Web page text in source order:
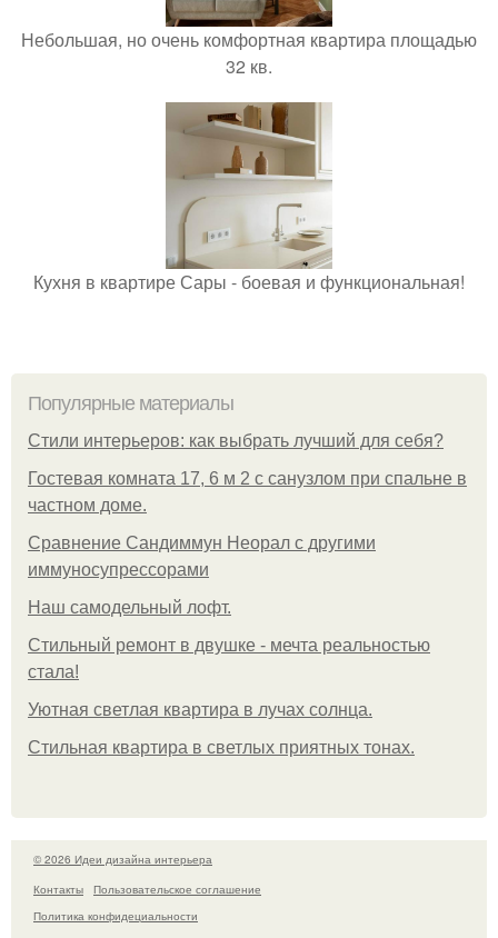
Небольшая, но очень комфортная квартира площадью
32 кв.
Кухня в квартире Сары - боевая и функциональная!
Популярные материалы
Стили интерьеров: как выбрать лучший для себя?
Гостевая комната 17, 6 м 2 с санузлом при спальне в
частном доме.
Сравнение Сандиммун Неорал с другими
иммуносупрессорами
Наш самодельный лофт.
Стильный ремонт в двушке - мечта реальностью
стала!
Уютная светлая квартира в лучах солнца.
Стильная квартира в светлых приятных тонах.
© 2026 Идеи дизайна интерьера
Контакты
Пользовательское соглашение
Политика конфидециальности